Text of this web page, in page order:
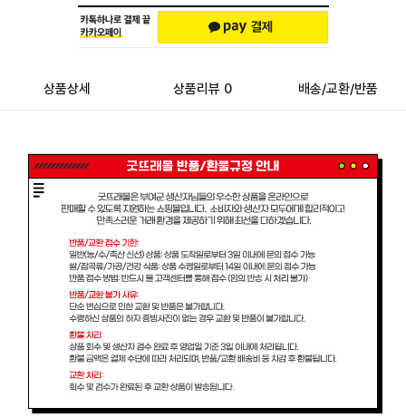
상품상세 상품리뷰 0 배송/교환/반품